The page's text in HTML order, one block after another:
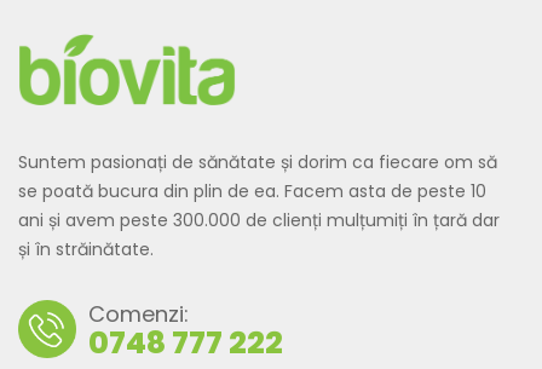
Suntem pasionați de sănătate și dorim ca fiecare om să
se poată bucura din plin de ea. Facem asta de peste 10
ani și avem peste 300.000 de clienți mulțumiți în țară dar
și în străinătate.
Comenzi:
0748 777 222